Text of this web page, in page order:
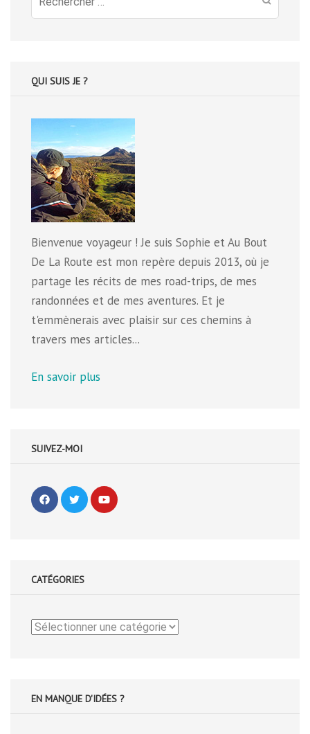
pour
QUI SUIS JE ?
Bienvenue voyageur ! Je suis Sophie et Au Bout
De La Route est mon repère depuis 2013, où je
partage les récits de mes road-trips, de mes
randonnées et de mes aventures. Et je
t'emmènerais avec plaisir sur ces chemins à
travers mes articles...
En savoir plus
SUIVEZ-MOI
CATÉGORIES
Catégories
EN MANQUE D'IDÉES ?